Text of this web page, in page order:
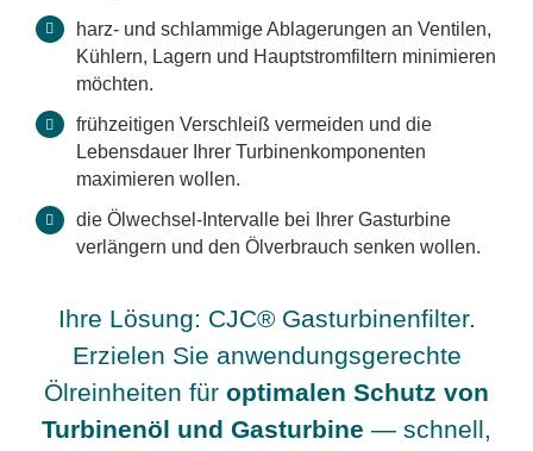
harz- und schlammige Ablagerungen an Ventilen,
Kühlern, Lagern und Hauptstromfiltern minimieren
möchten.
frühzeitigen Verschleiß vermeiden und die
Lebensdauer Ihrer Turbinenkomponenten
maximieren wollen.
die Ölwechsel-Intervalle bei Ihrer Gasturbine
verlängern und den Ölverbrauch senken wollen.
Ihre Lösung: CJC® Gasturbinenfilter.
Erzielen Sie anwendungsgerechte
Ölreinheiten für optimalen Schutz von
Turbinenöl und Gasturbine — schnell,